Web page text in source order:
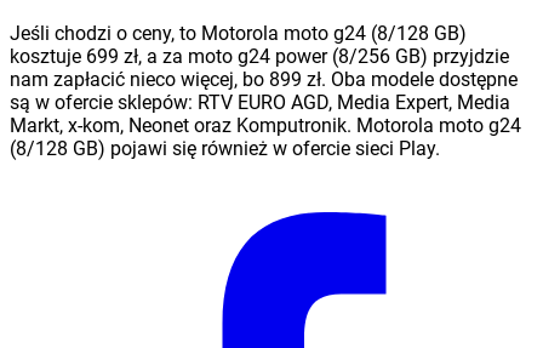
Jeśli chodzi o ceny, to Motorola moto g24 (8/128 GB)
kosztuje 699 zł, a za moto g24 power (8/256 GB) przyjdzie
nam zapłacić nieco więcej, bo 899 zł. Oba modele dostępne
są w ofercie sklepów: RTV EURO AGD, Media Expert, Media
Markt, x-kom, Neonet oraz Komputronik. Motorola moto g24
(8/128 GB) pojawi się również w ofercie sieci Play.